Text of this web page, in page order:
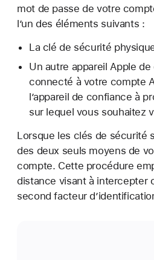
mot de passe de votre
l’un des éléments suivants :
La clé de sécurité
Un autre appareil Apple
connecté à votre compte
l’appareil de confiance à
sur lequel vous souhaitez
Lorsque les clés de sécurité
des deux seuls moyens de
compte. Cette procédure
distance visant à intercepter
second facteur